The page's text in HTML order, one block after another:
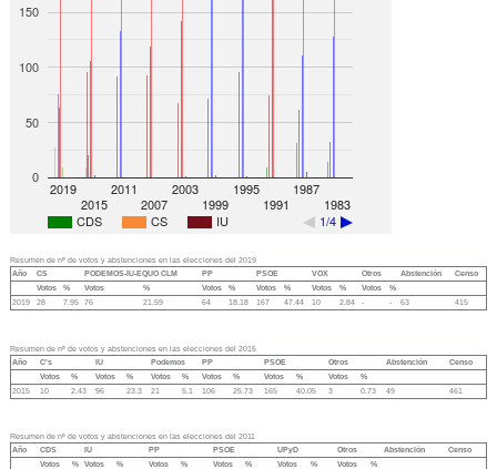
CDS CS IU 1/4
2019
2015
2011
2007
2003
1999
1995
1991
1987
1983
0
50
100
150
Resumen de nº de votos y abstenciones en las elecciones del 2019
Año
CS PODEMOS-IU-EQUO CLM PP PSOE VOX Otros Abstención
Censo
Votos
% Votos % Votos % Votos % Votos % Votos
%
2019
28 7.95 76 21.59 64 18.18 167 47.44 10 2.84 - - 63 415
Resumen de nº de votos y abstenciones en las elecciones del 2015
Año
C's IU Podemos PP PSOE Otros Abstención
Censo
Votos
% Votos % Votos % Votos % Votos % Votos
%
2015
10 2.43 96 23.3 21 5.1 106 25.73 165 40.05 3 0.73 49 461
Resumen de nº de votos y abstenciones en las elecciones del 2011
Año
CDS IU PP PSOE UPyD Otros Abstención
Censo
Votos
% Votos % Votos % Votos % Votos % Votos
%